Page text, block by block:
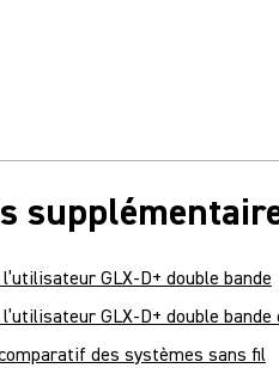
GLX-D+ double bande
l’utilisateur GLX-D+ double
des systèmes sans fil